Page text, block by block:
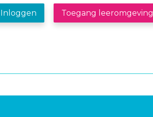
Inloggen Toegang leeromgeving